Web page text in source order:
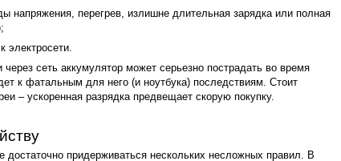
напряжения, перегрев, излишне длительная зарядка или полная
электросети.
через сеть аккумулятор может серьезно пострадать во время
к фатальным для него (и ноутбука) последствиям. Стоит
– ускоренная разрядка предвещает скорую покупку.
придерживаться нескольких несложных правил. В